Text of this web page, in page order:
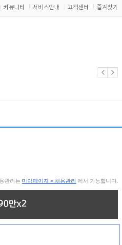
커뮤니티 서비스안내 고객센터 즐겨찾기
관리는 마이페이지 > 채용관리 에서 가능합니다.
만x2